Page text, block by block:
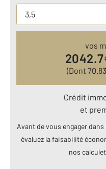
vos
2042.7
(Dont 70.83
Crédit
et
Avant de vous engager
évaluez la faisabilité
nos